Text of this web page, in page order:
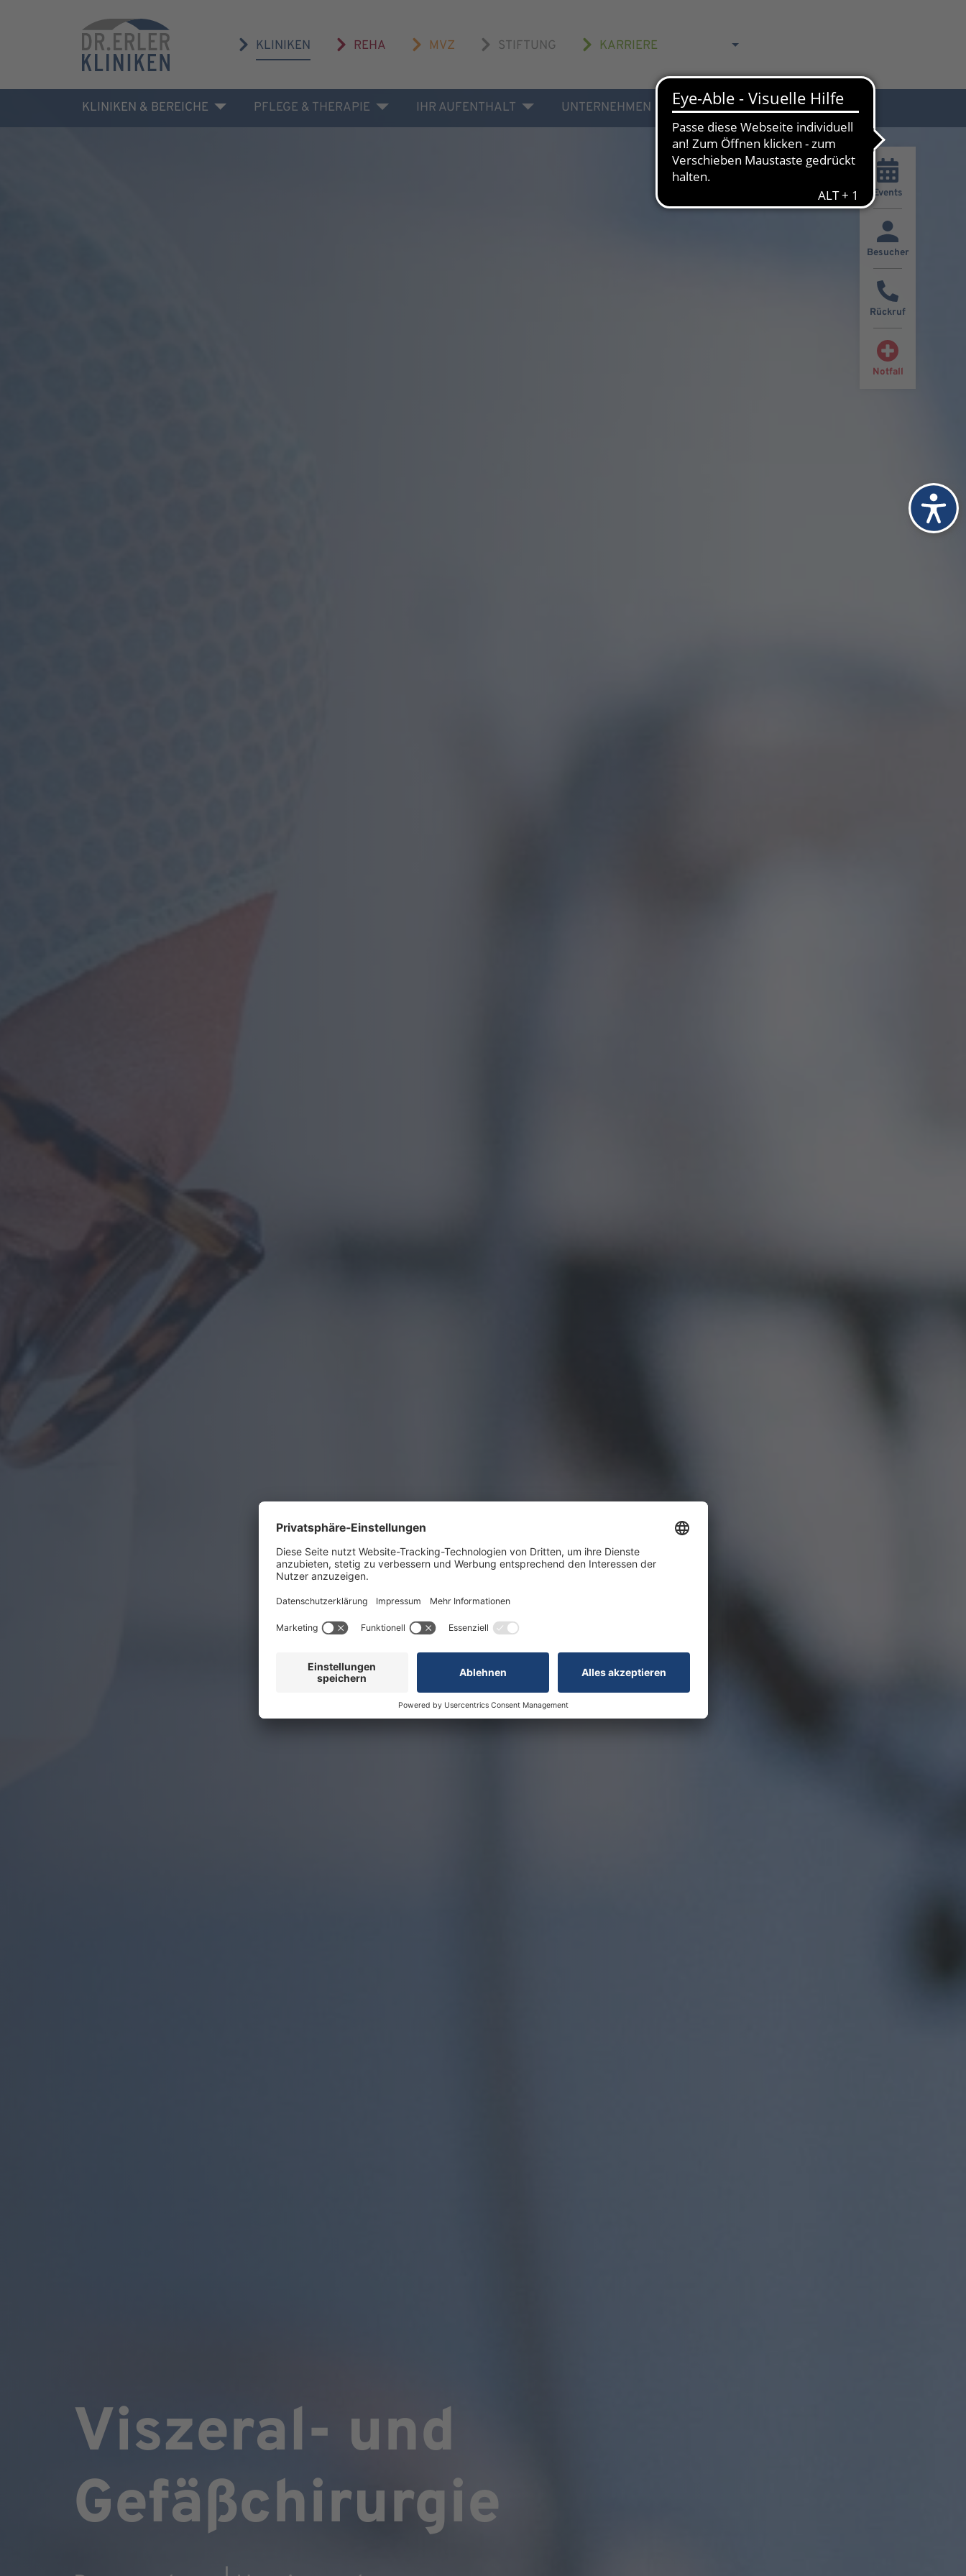
KLINIKEN REHA MVZ STIFTUNG KARRIERE
KLINIKEN & BEREICHE PFLEGE & THERAPIE IHR AUFENTHALT UNTERNEHMEN AKTUELLES & KONTAKT
Events
Besucher
Rückruf
Notfall
Viszeral- und
Gefäßchirurgie